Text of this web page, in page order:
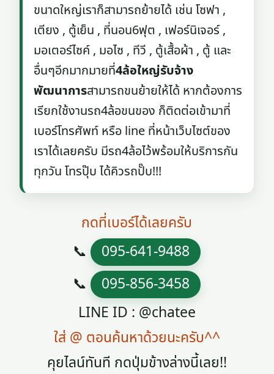
ขนาดใหญ่เราก็สามารถย้ายได้ เช่น โซฟา ,
เตียง , ตู้เย็น , ที่นอน6ฟุต , เฟอร์นิเจอร์ ,
มอเตอร์ไซค์ , มอไซ , ทีวี , ตู้เสื้อผ้า , ตู้ และ
อื่นๆอีกมากมายที่4ล้อใหญ่รับจ้าง
พัฒนาการสามารถขนย้ายให้ได้ หากต้องการ
เรียกใช้งานรถ4ล้อขนของ ก็ติดต่อเข้ามาที่
เบอร์โทรศัพท์ หรือ line ที่หน้าเว็บไซต์ของ
เราได้เลยครับ มีรถ4ล้อไว้พร้อมให้บริการกัน
ทุกวัน โทรปุ๊บ ได้คิวรถปั๊บ!!!
กดที่เบอร์ได้เลยครับ
📞 095-641-9488
📞 095-856-3458
LINE ID : @chatee
ใส่ @ ตอนค้นหาด้วยนะครับ^^
คุยไลน์ทันที กดปุ่มข้างล่างนี้เลย!!